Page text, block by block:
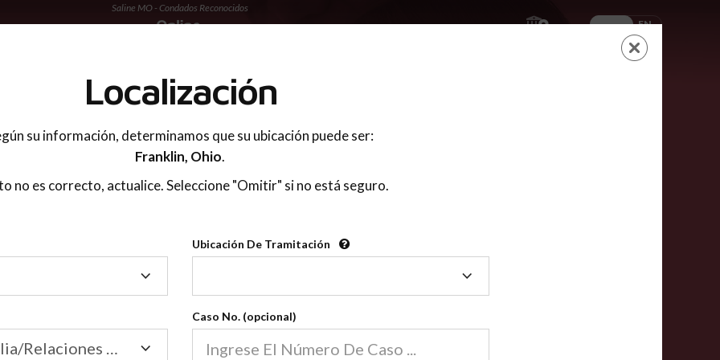
Saline MO - Condados Reconocidos
ES EN
LOGIN
Condados Reconocidos
2600
Condados
Nuestras clases de crianza compartida en línea están acreditadas en más de
2600 condados.
Las clases para padres en línea cumplen la mayoría de las normas nacionales
Localización
su información, determinamos que su ubicación puede ser:
Franklin, Ohio.
no es correcto, actualice. Seleccione "Omitir" si no está seguro.
Ubicación De Tramitación
Tramitación
Tribunal de Familia/Relaciones Domésticas
Caso No. (opcional)